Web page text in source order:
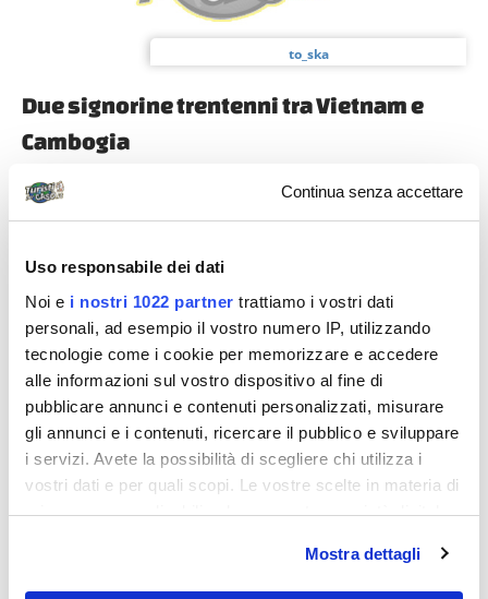
Continua senza accettare
Uso responsabile dei dati
Noi e i nostri 1022 partner trattiamo i vostri dati
personali, ad esempio il vostro numero IP, utilizzando
tecnologie come i cookie per memorizzare e accedere
alle informazioni sul vostro dispositivo al fine di
pubblicare annunci e contenuti personalizzati, misurare
gli annunci e i contenuti, ricercare il pubblico e sviluppare
i servizi. Avete la possibilità di scegliere chi utilizza i
vostri dati e per quali scopi. Le vostre scelte in materia di
privacy sono applicabili solo su questa proprietà digitale
modificare o revocare il proprio consenso in qualsiasi
momento dalla Dichiarazione sui cookie o facendo clic
Mostra dettagli
to_ska
Due signorine trentenni tra Vietnam e
Cambogia
Hanoi, Halong Bay, Sapa, Hoi An, Siem Raep, Angkor
Wat, Phnom Penh e Phu Quoc tra treni, bus, aerei low
Spesa: € 1.500/1.700 ca. Periodo: dal 13 al 31